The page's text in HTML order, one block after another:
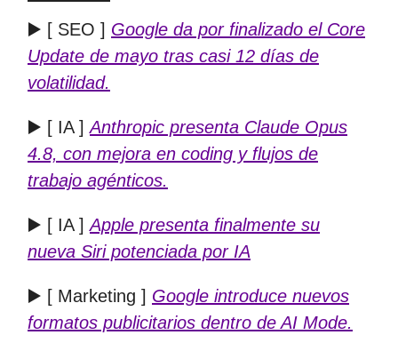
▶️ [ SEO ] Google da por finalizado el Core
Update de mayo tras casi 12 días de
volatilidad.
▶️ [ IA ]Anthropic presenta Claude Opus
4.8, con mejora en coding y flujos de
trabajo agénticos.
▶️ [ IA ]Apple presenta finalmente su
nueva Siri potenciada por IA
▶️ [ Marketing ] Google introduce nuevos
formatos publicitarios dentro de AI Mode.